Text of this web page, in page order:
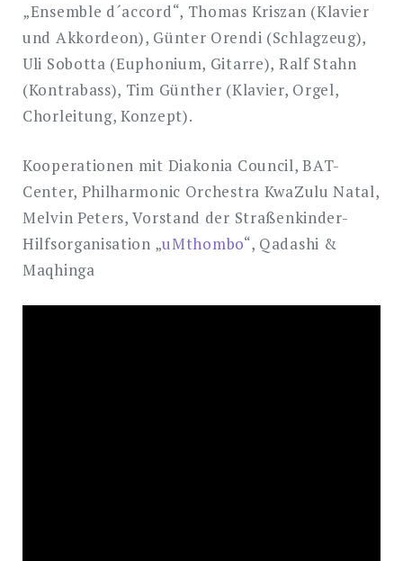
„Ensemble d´accord“, Thomas Kriszan (Klavier
und Akkordeon), Günter Orendi (Schlagzeug),
Uli Sobotta (Euphonium, Gitarre), Ralf Stahn
(Kontrabass), Tim Günther (Klavier, Orgel,
Chorleitung, Konzept).
Kooperationen mit Diakonia Council, BAT-
Center, Philharmonic Orchestra KwaZulu Natal,
Melvin Peters, Vorstand der Straßenkinder-
Hilfsorganisation „uMthombo“, Qadashi &
Maqhinga